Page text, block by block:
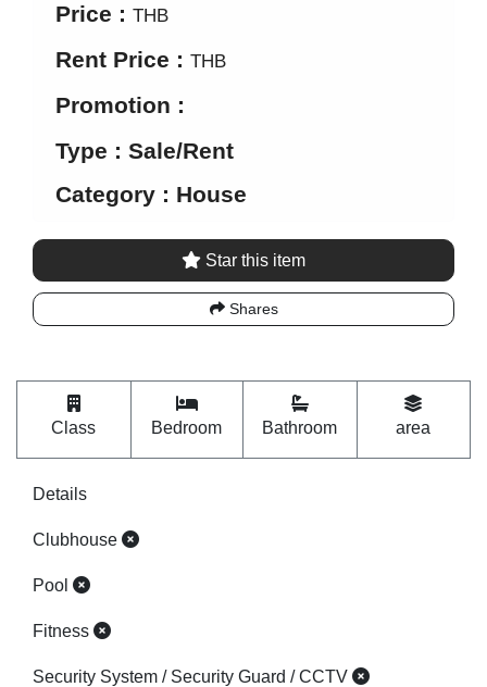
Price : THB
Rent Price : THB
Promotion :
Type : Sale/Rent
Category : House
Star this item
Shares
Class Bedroom Bathroom area
Details
Clubhouse
Pool
Fitness
Security System / Security Guard / CCTV